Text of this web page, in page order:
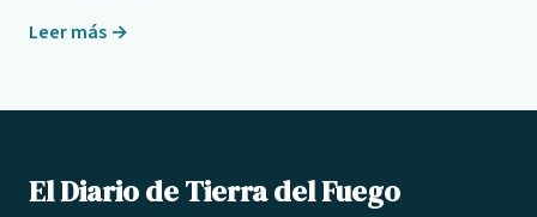
Leer más →
El Diario de Tierra del Fuego